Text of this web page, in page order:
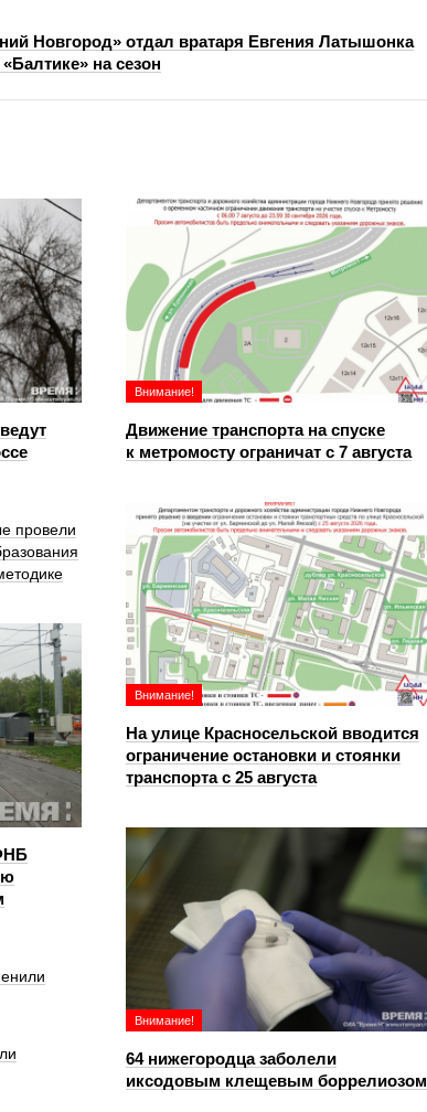
Новгород» отдал вратаря Евгения Латышонка
на сезон
Внимание!
Движение транспорта на спуске
к метромосту ограничат с 7 августа
Внимание!
На улице Красносельской вводится
ограничение остановки и стоянки
транспорта с 25 августа
провели
Внимание!
64 нижегородца заболели
иксодовым клещевым боррелиозом